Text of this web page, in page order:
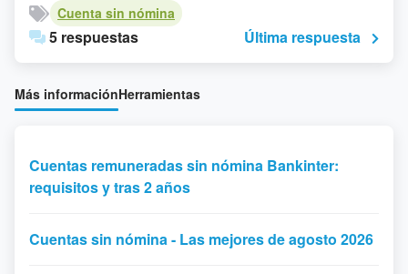
Cuenta sin nómina
5 respuestas Última respuesta
Más informaciónHerramientas
Cuentas remuneradas sin nómina Bankinter:
requisitos y tras 2 años
Cuentas sin nómina - Las mejores de agosto 2026